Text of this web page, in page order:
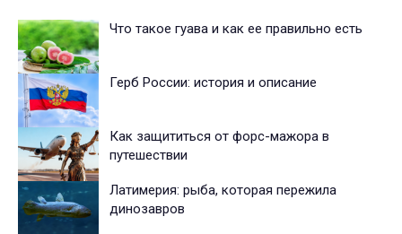
Что такое гуава и как ее правильно есть
Герб России: история и описание
Как защититься от форс-мажора в
путешествии
Латимерия: рыба, которая пережила
динозавров